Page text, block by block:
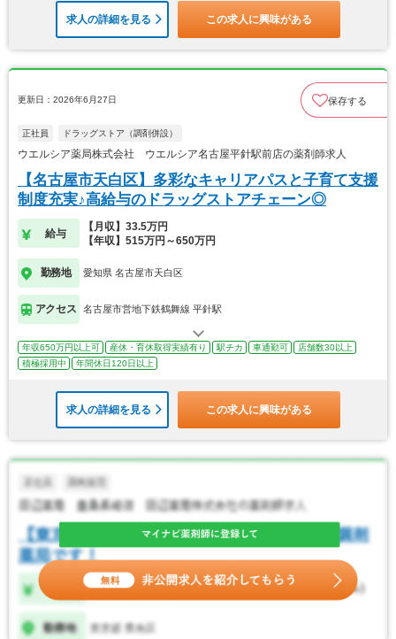
求人の詳細を見る この求人に興味がある
更新日：2026年6月27日 保存する
正社員 ドラッグストア（調剤併設）
ウエルシア薬局株式会社 ウエルシア名古屋平針駅前店の薬剤師求人
【名古屋市天白区】多彩なキャリアパスと子育て支援
制度充実♪高給与のドラッグストアチェーン◎
給与
【月収】33.5万円
【年収】515万円～650万円
勤務地 愛知県 名古屋市天白区
アクセス 名古屋市営地下鉄鶴舞線 平針駅
年収650万円以上可 産休・育休取得実績有り 駅チカ 車通勤可
店舗数30以上
積極採用中
年間休日120日以上
求人の詳細を見る この求人に興味がある